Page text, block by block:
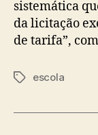
sistemática
da licitação
de tarifa”,
Tagsescola